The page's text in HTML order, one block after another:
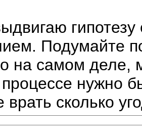
Подумайте
на самом деле,
нужно
сколько